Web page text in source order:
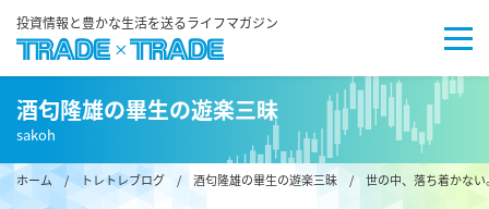
投資情報と豊かな生活を送るライフマガジン
酒匂隆雄の畢生の遊楽三昧
sakoh
ホーム/ トレトレブログ / 酒匂隆雄の畢生の遊楽三昧 / 世の中、落ち着かない